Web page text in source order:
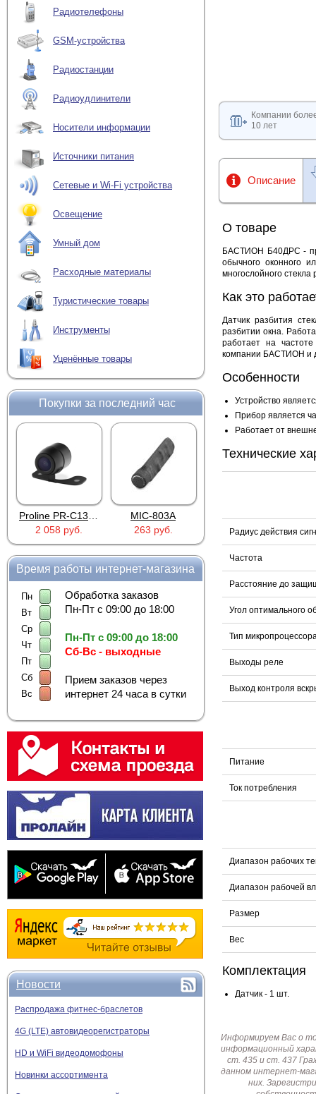
Радиотелефоны
GSM-устройства
Радиостанции
Радиоудлинители
Носители информации
Источники питания
Сетевые и Wi-Fi устройства
Освещение
Умный дом
Расходные материалы
Туристические товары
Инструменты
Уценённые товары
Покупки за последний час
2 058 руб.
MIC-803A
263 руб.
386 руб.
Время работы интернет-магазина
Пн
Вт
Ср
Чт
Пт
Сб
Вс
Обработка заказов
Пн-Пт с 09:00 до 18:00
Пн-Пт с 09:00 до 18:00
Сб-Вс - выходные
Прием заказов через
интернет 24 часа в сутки
Новости
Распродажа фитнес-браслетов
4G (LTE) автовидеорегистраторы
HD и WiFi видеодомофоны
Новинки ассортимента
Компании
10 лет
Описание
О товаре
БАСТИОН Б40ДРС -
обычного оконного
многослойного
Как это
Датчик разбития
разбитии окна.
работает на
компании БАСТИОН и
Особенности
Устройство
Прибор является
Работает от
Технические
Радиус действия
Частота
Расстояние до
Угол оптимального
Тип
Выходы реле
Выход контроля
Питание
Ток потребления
Диапазон рабочих
Диапазон рабочей
Размер
Вес
Комплектация
Датчик - 1 шт.
Информируем Вас о
информационный
ст. 435 и ст. 437
данном интернет-
них.